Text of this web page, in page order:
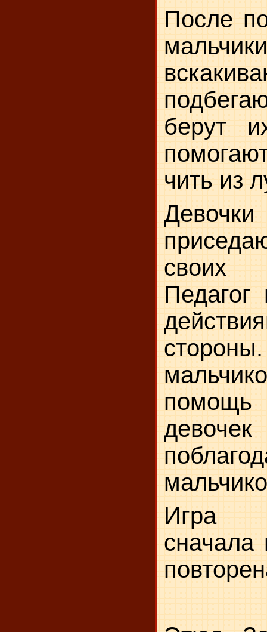
После
берут
чить из
своих
Педагог
помощь
Игра